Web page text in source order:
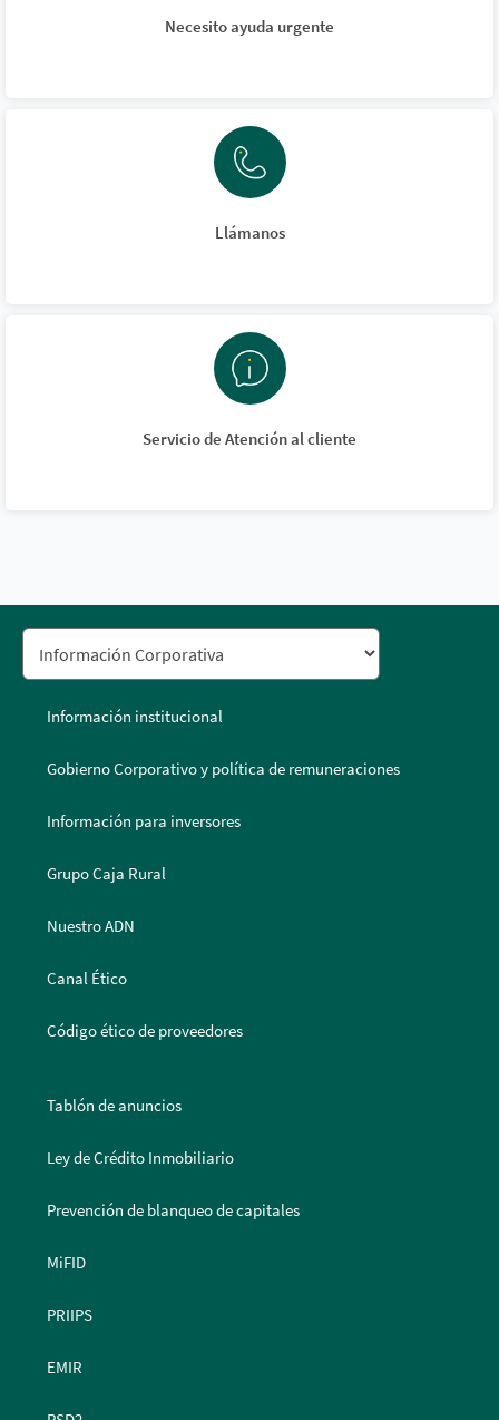
Necesito ayuda urgente
Llámanos
Servicio de Atención al cliente
Información institucional
Gobierno Corporativo y política de remuneraciones
Información para inversores
Grupo Caja Rural
Nuestro ADN
Canal Ético
Código ético de proveedores
Tablón de anuncios
Ley de Crédito Inmobiliario
Prevención de blanqueo de capitales
MiFID
PRIIPS
EMIR